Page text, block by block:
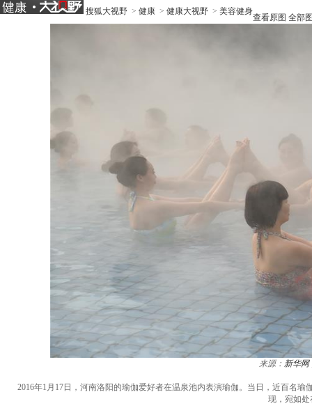
搜狐大视野 > 健康 > 健康大视野 > 美容健身
查看原图 全部
来源： 新华网
2016年1月17日，河南洛阳的瑜伽爱好者在温泉池内表演瑜伽。当日，近百名
现，宛如